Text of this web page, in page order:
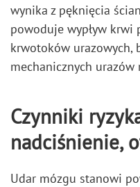
wynika z pęknięcia
powoduje wypływ krwi
krwotoków urazowych,
mechanicznych urazów
Czynniki
nadciśnienie,
Udar mózgu stanowi